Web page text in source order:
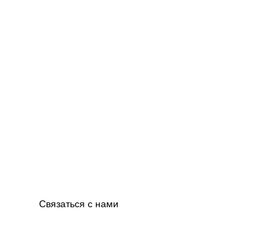
Связаться с нами